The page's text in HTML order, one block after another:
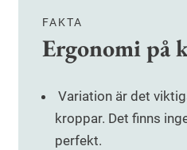
FAKTA
Ergonomi på
Variation är det
kroppar. Det finns
perfekt.